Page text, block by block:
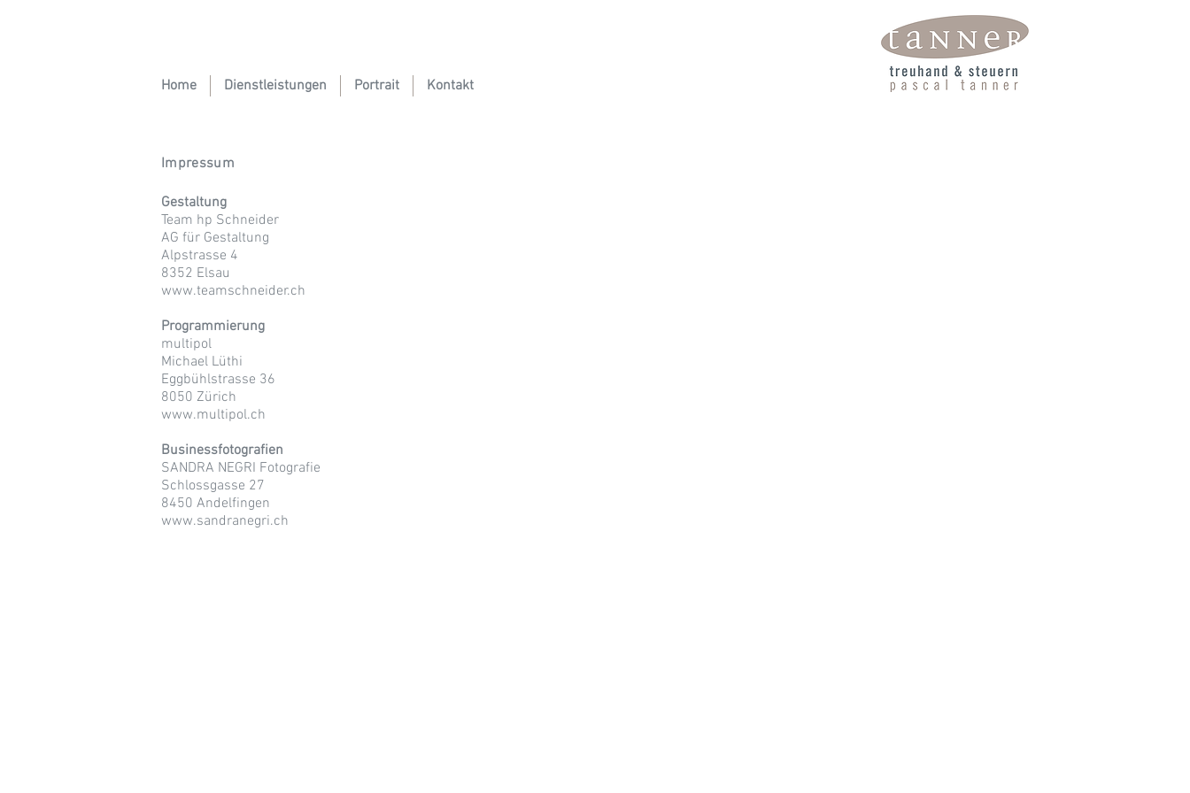
Home Dienstleistungen Portrait Kontakt
Impressum
Gestaltung
Team hp Schneider
AG für Gestaltung
Alpstrasse 4
8352 Elsau
www.teamschneider.ch
Programmierung
multipol
Michael Lüthi
Eggbühlstrasse 36
8050 Zürich
www.multipol.ch
Businessfotografien
SANDRA NEGRI Fotografie
Schlossgasse 27
8450 Andelfingen
www.sandranegri.ch